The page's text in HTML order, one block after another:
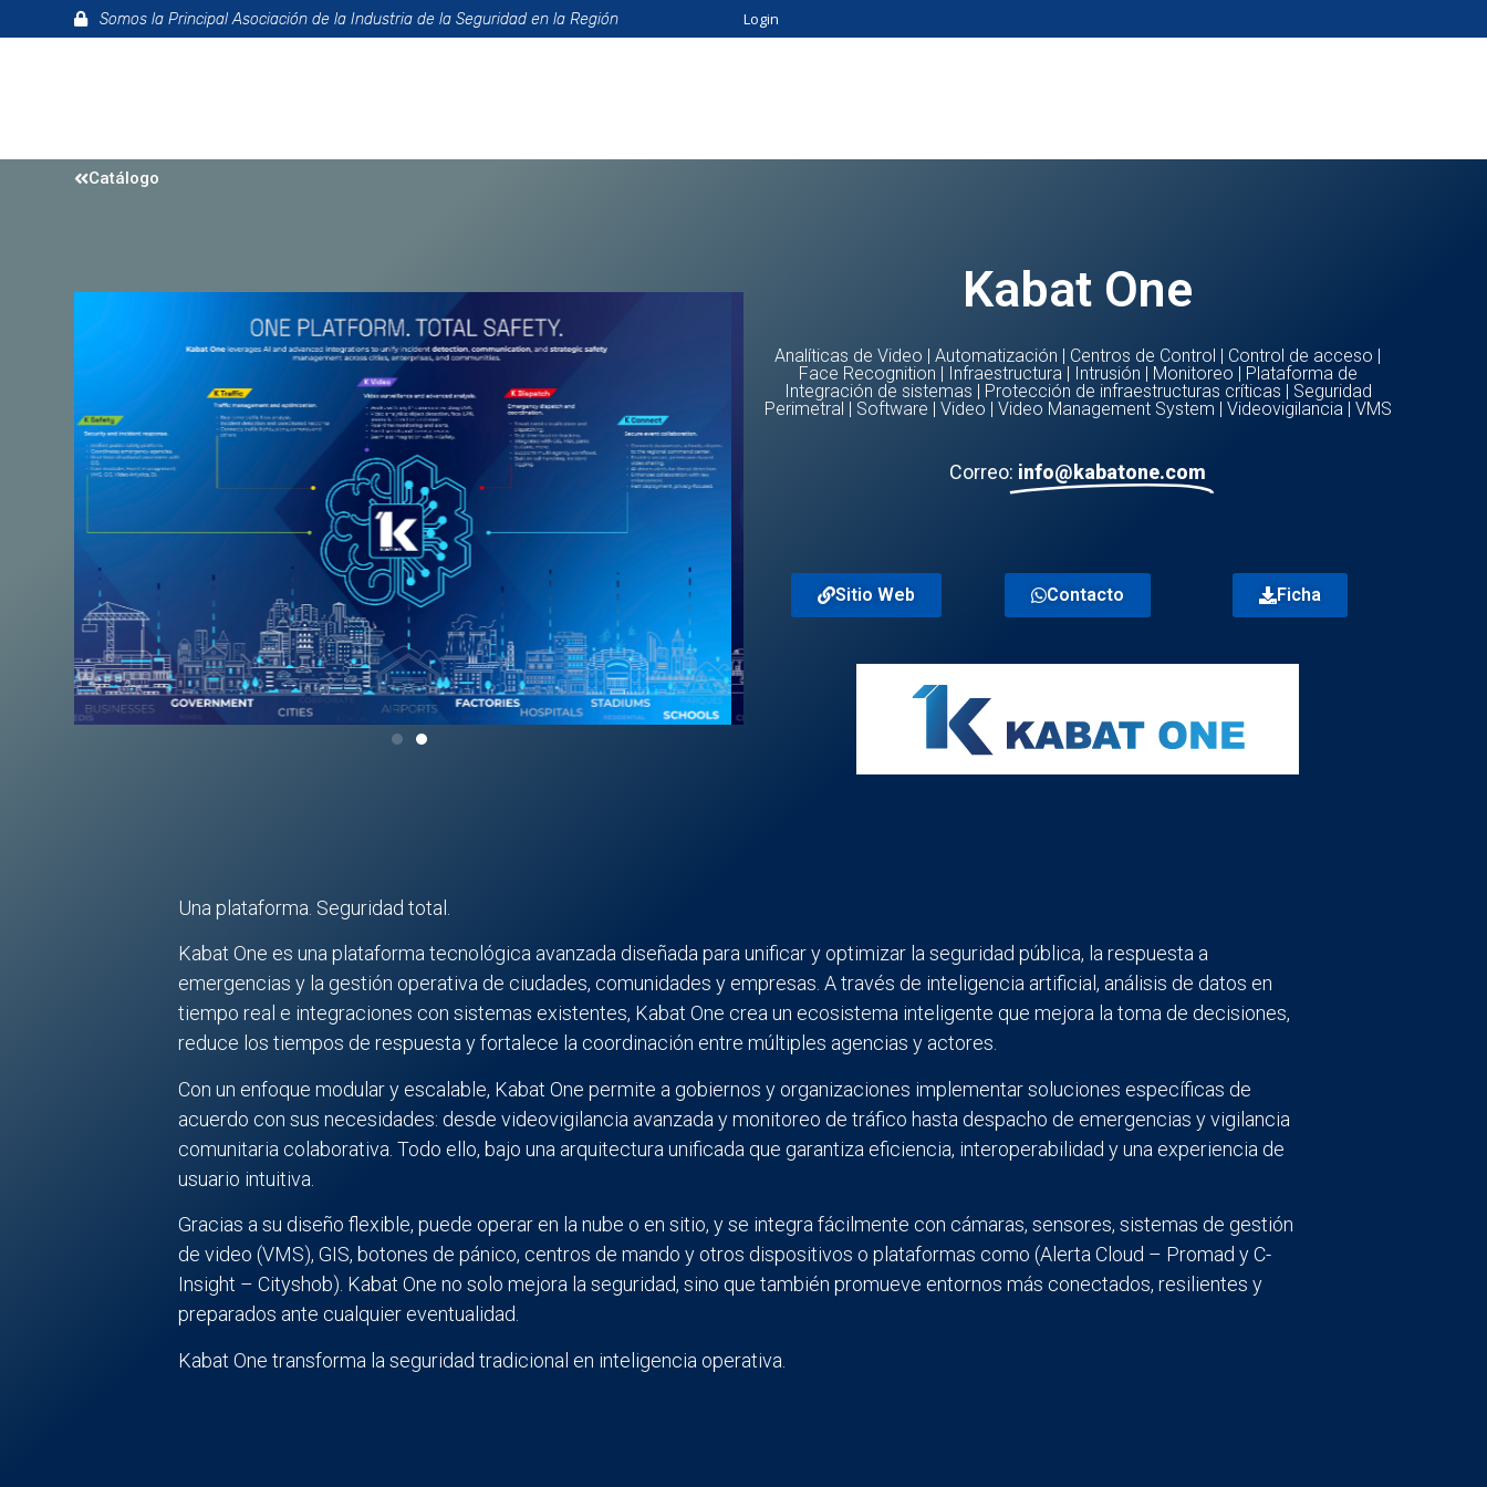
Somos la Principal Asociación de la Industria de la Seguridad en la Región Login
Catálogo
Kabat One
Analíticas de Video |Automatización | Centros de Control | Control de acceso |
Face Recognition | Infraestructura | Intrusión | Monitoreo | Plataforma de
Integración de sistemas | Protección de infraestructuras críticas | Seguridad
Perimetral | Software | Video | Video Management System | Videovigilancia | VMS
Correo: info@kabatone.com
Sitio Web Contacto Ficha
Una plataforma. Seguridad total.
Kabat One es una plataforma tecnológica avanzada diseñada para unificar y optimizar la seguridad pública, la respuesta a
emergencias y la gestión operativa de ciudades, comunidades y empresas. A través de inteligencia artificial, análisis de datos en
tiempo real e integraciones con sistemas existentes, Kabat One crea un ecosistema inteligente que mejora la toma de decisiones,
reduce los tiempos de respuesta y fortalece la coordinación entre múltiples agencias y actores.
Con un enfoque modular y escalable, Kabat One permite a gobiernos y organizaciones implementar soluciones específicas de
acuerdo con sus necesidades: desde videovigilancia avanzada y monitoreo de tráfico hasta despacho de emergencias y vigilancia
comunitaria colaborativa. Todo ello, bajo una arquitectura unificada que garantiza eficiencia, interoperabilidad y una experiencia de
usuario intuitiva.
Gracias a su diseño flexible, puede operar en la nube o en sitio, y se integra fácilmente con cámaras, sensores, sistemas de gestión
de video (VMS), GIS, botones de pánico, centros de mando y otros dispositivos o plataformas como (Alerta Cloud – Promad y C-
Insight – Cityshob). Kabat One no solo mejora la seguridad, sino que también promueve entornos más conectados, resilientes y
preparados ante cualquier eventualidad.
Kabat One transforma la seguridad tradicional en inteligencia operativa.